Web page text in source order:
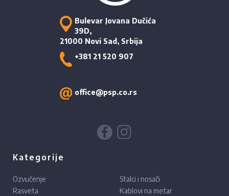
Bulevar Jovana Dučića
39D,
21000 Novi Sad, Srbija
+381 21 520 907
office@psp.co.rs
Kategorije
Ozvučenje
Rasveta
Stalci i nosači
Kablovi na metar